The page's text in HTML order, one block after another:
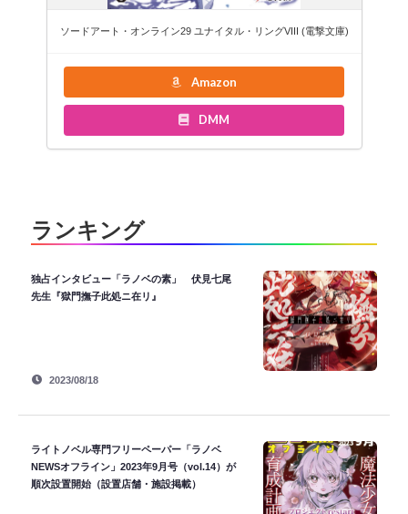
ソードアート・オンライン29 ユナイタル・リングVIII (電撃文庫)
Amazon
DMM
ランキング
独占インタビュー「ラノベの素」 伏見七尾
先生『獄門撫子此処ニ在リ』
2023/08/18
ライトノベル専門フリーペーパー「ラノベ
NEWSオフライン」2023年9月号（vol.14）が
順次設置開始（設置店舗・施設掲載）